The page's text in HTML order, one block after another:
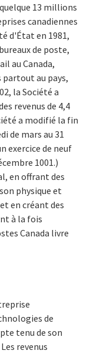
13 millions
canadiennes
d'État en 1981,
de poste,
au Canada,
au pays,
la Société a
revenus de 4,4
a modifié la fin
de mars au 31
exercice de neuf
1001.)
en offrant des
physique et
en créant des
à la fois
Canada livre
de
tenu de son
revenus